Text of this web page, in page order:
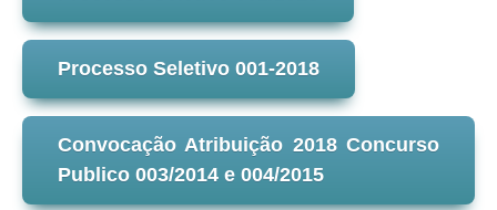
Processo Seletivo 001-2018
Convocação Atribuição 2018 Concurso
Publico 003/2014 e 004/2015